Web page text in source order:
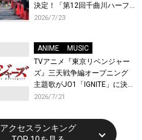
決定！「第12回千曲川ハーフ
マラソン」エントリー受付開
2026/7/23
ANIME
MUSIC
TVアニメ『東京リベンジャー
ズ』三天戦争編オープニング
主題歌がJO1「IGNITE」に決
定！メンバー全員から喜びと
トが到着！9月に東京・大阪で
先行上映会を開催！
2026/7/21
アクセスランキング